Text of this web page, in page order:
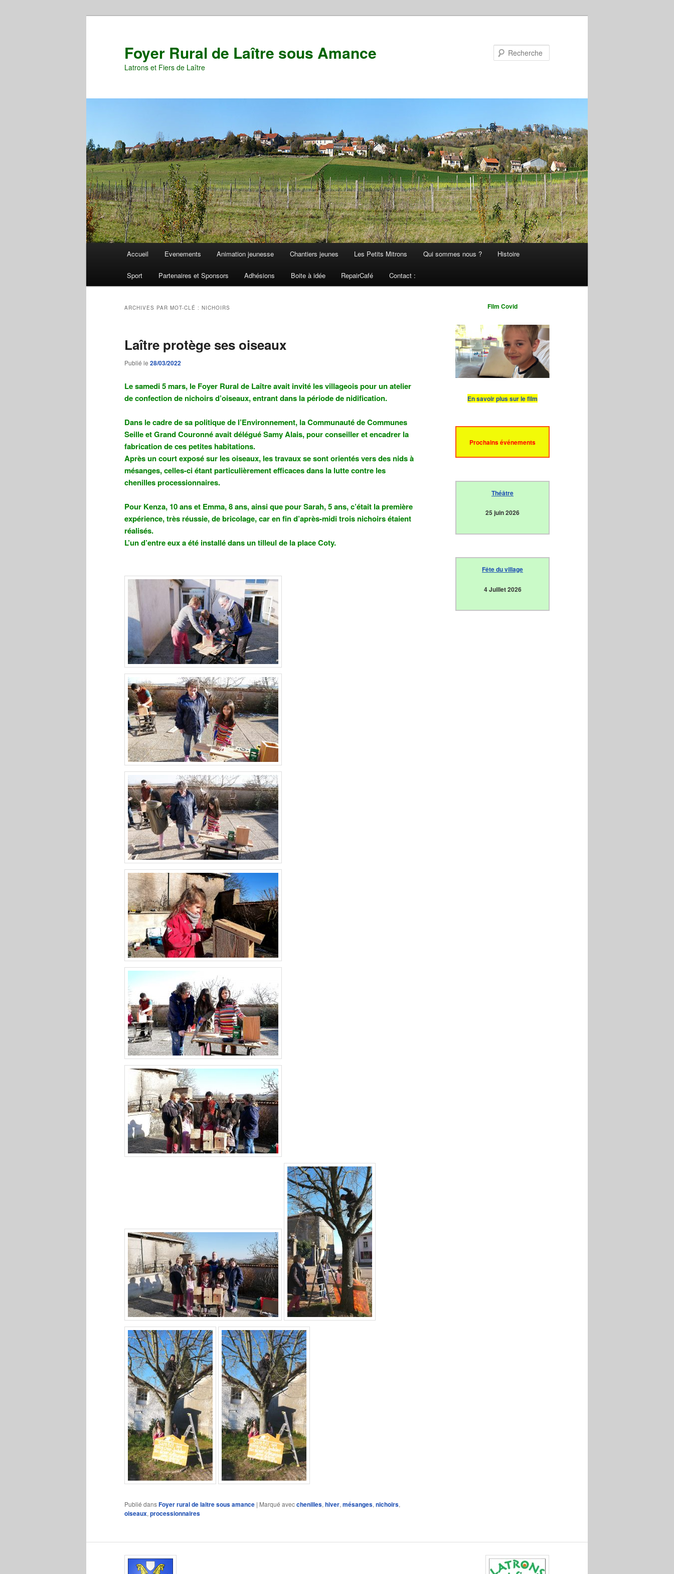
Foyer Rural de Laître sous Amance
Latrons et Fiers de Laître
Accueil Evenements Animation jeunesse Chantiers jeunes Les Petits Mitrons Qui sommes nous ? Histoire
Sport Partenaires et Sponsors Adhésions Boite à idée RepairCafé Contact :
ARCHIVES PAR MOT-CLÉ : NICHOIRS
Laître protège ses oiseaux
Publié le 28/03/2022
Le samedi 5 mars, le Foyer Rural de Laître avait invité les villageois pour un atelier
de confection de nichoirs d’oiseaux, entrant dans la période de nidification.
Dans le cadre de sa politique de l’Environnement, la Communauté de Communes
Seille et Grand Couronné avait délégué Samy Alais, pour conseiller et encadrer la
fabrication de ces petites habitations.
Après un court exposé sur les oiseaux, les travaux se sont orientés vers des nids à
mésanges, celles-ci étant particulièrement efficaces dans la lutte contre les
chenilles processionnaires.
Pour Kenza, 10 ans et Emma, 8 ans, ainsi que pour Sarah, 5 ans, c’était la première
expérience, très réussie, de bricolage, car en fin d’après-midi trois nichoirs étaient
réalisés.
L’un d’entre eux a été installé dans un tilleul de la place Coty.
Publié dansFoyer rural de laitre sous amance | Marqué avecchenilles, hiver, mésanges, nichoirs,
oiseaux, processionnaires
Film Covid
En savoir plus sur le film
Prochains événements
Théâtre
25 juin 2026
Fête du village
4 Juillet 2026